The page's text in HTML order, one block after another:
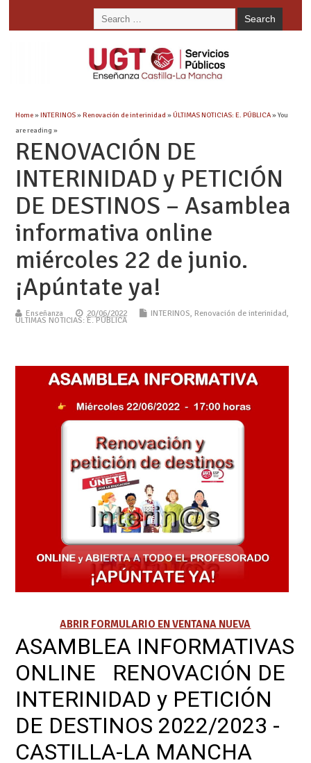
Home»INTERINOS»Renovación de interinidad »ÚLTIMAS NOTICIAS: E. PÚBLICA» You
are reading »
RENOVACIÓN DE
INTERINIDAD y PETICIÓN
DE DESTINOS – Asamblea
informativa online
miércoles 22 de junio.
¡Apúntate ya!
Enseñanza 20/06/2022 INTERINOS, Renovación de interinidad,
ÚLTIMAS NOTICIAS: E. PÚBLICA
ABRIR FORMULARIO EN VENTANA NUEVA